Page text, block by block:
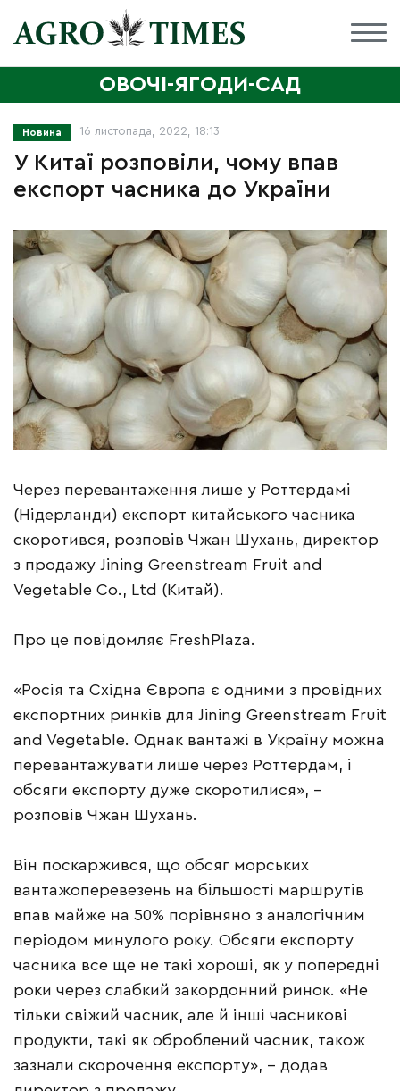
ОВОЧІ-ЯГОДИ-САД
Новина 16 листопада, 2022, 18:13
У Китаї розповіли, чому впав
експорт часника до України
Через перевантаження лише у Роттердамі
(Нідерланди) експорт китайського часника
скоротився, розповів Чжан Шухань, директор
з продажу Jining Greenstream Fruit and
Vegetable Co., Ltd (Китай).
Про це повідомляє FreshPlaza.
«Росія та Східна Європа є одними з провідних
експортних ринків для Jining Greenstream Fruit
and Vegetable. Однак вантажі в Україну можна
перевантажувати лише через Роттердам, і
обсяги експорту дуже скоротилися», –
розповів Чжан Шухань.
Він поскаржився, що обсяг морських
вантажоперевезень на більшості маршрутів
впав майже на 50% порівняно з аналогічним
періодом минулого року. Обсяги експорту
часника все ще не такі хороші, як у попередні
роки через слабкий закордонний ринок. «Не
тільки свіжий часник, але й інші часникові
продукти, такі як оброблений часник, також
зазнали скорочення експорту», – додав